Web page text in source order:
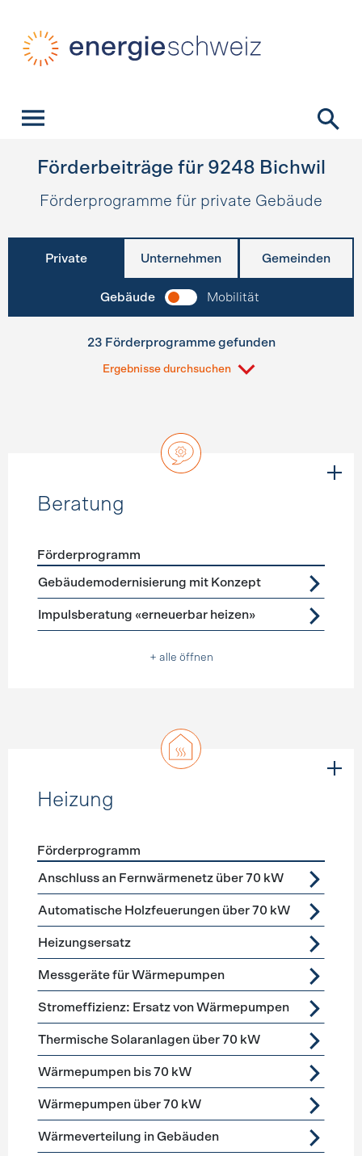
Förderbeiträge für 9248 Bichwil
Förderprogramme für private Gebäude
Private Unternehmen Gemeinden
Gebäude Mobilität
23 Förderprogramme gefunden
Ergebnisse durchsuchen
Beratung
Förderprogramme Beratung
Förderprogramm
Gebäudemodernisierung mit Konzept
Impulsberatung «erneuerbar heizen»
+ alle öffnen
Heizung
Förderprogramme Heizung
Förderprogramm
Anschluss an Fernwärmenetz über 70 kW
Automatische Holzfeuerungen über 70 kW
Heizungsersatz
Messgeräte für Wärmepumpen
Stromeffizienz: Ersatz von Wärmepumpen
Thermische Solaranlagen über 70 kW
Wärmepumpen bis 70 kW
Wärmepumpen über 70 kW
Wärmeverteilung in Gebäuden